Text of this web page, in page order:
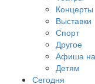
Концерты
Выставки
Спорт
Другое
Афиша на
Детям
Сегодня